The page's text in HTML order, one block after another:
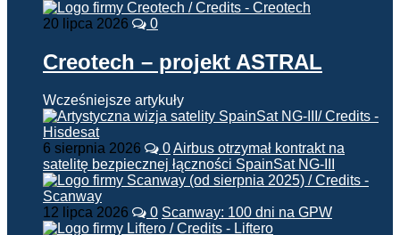
20 lipca 2026 0
Creotech – projekt ASTRAL
Wcześniejsze artykuły
6 sierpnia 2026 0Airbus otrzymał kontrakt na
satelitę bezpiecznej łączności SpainSat NG-III
12 lipca 2026 0 Scanway: 100 dni na GPW